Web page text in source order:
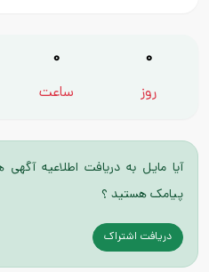
0
روز
0
ساعت
آیا مایل به دریافت اطلاعیه
پیامک هستید ؟
دریافت اشتراک